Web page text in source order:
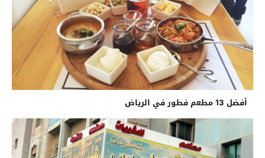
أفضل 13 مطعم فطور في الرياض